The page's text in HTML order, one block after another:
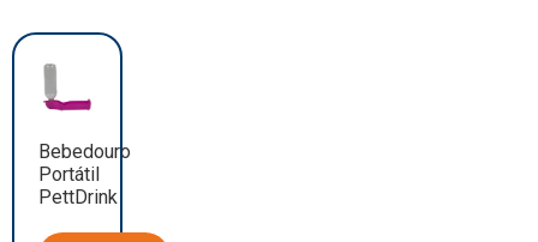
Bebedouro
Portátil
PettDrink